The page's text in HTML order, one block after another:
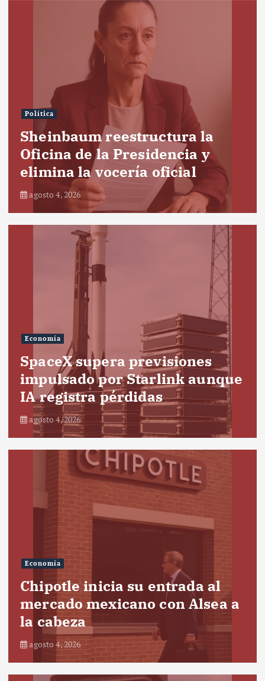
Política
Sheinbaum reestructura la
Oficina de la Presidencia y
elimina la vocería oficial
agosto 4, 2026
Economía
SpaceX supera previsiones
impulsado por Starlink aunque
IA registra pérdidas
agosto 4, 2026
Economía
Chipotle inicia su entrada al
mercado mexicano con Alsea a
la cabeza
agosto 4, 2026